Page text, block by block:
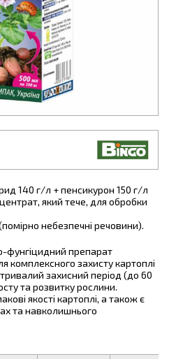
140 г/л + пенсикурон 150 г/л
який тече, для обробки
небезпечні речовини).
фунгіцидний препарат
комплексного захисту картоплі
захисний період (до 60
та розвитку рослини.
якості картоплі, а також є
та навколишнього